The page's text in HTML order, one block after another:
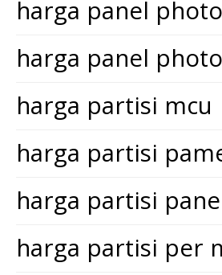
harga panel
harga panel
harga partisi mcu
harga partisi
harga partisi
harga partisi per